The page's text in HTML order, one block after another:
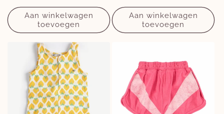
Aan winkelwagen
toevoegen
prijs
Aan winkelwagen
toevoegen